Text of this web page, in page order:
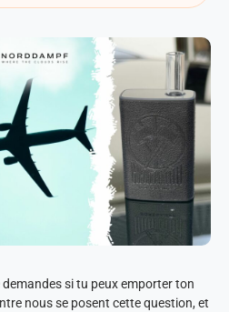
si tu peux emporter ton
nous se posent cette question, et